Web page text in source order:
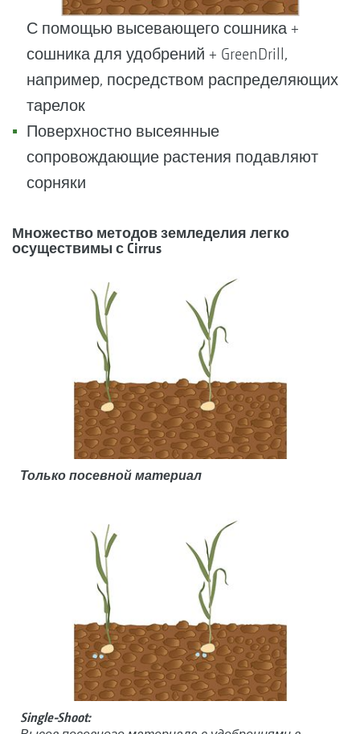
С помощью высевающего сошника +
сошника для удобрений + GreenDrill,
например, посредством распределяющих
тарелок
Поверхностно высеянные
сопровождающие растения подавляют
сорняки
Множество методов земледелия легко
осуществимы с Cirrus
Только посевной материал
Single-Shoot: